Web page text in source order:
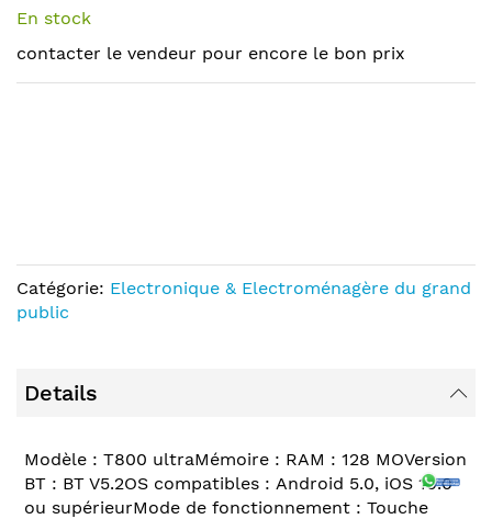
of
images
gallery
En stock
contacter le vendeur pour encore le bon prix
Catégorie: Electronique & Electroménagère du grand
public
Details
Modèle : T800 ultraMémoire : RAM : 128 MOVersion
BT : BT V5.2OS compatibles : Android 5.0, iOS 10.0
ou supérieurMode de fonctionnement : Touche